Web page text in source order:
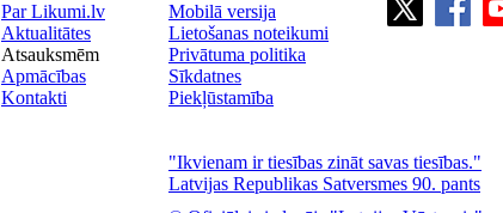
Par Likumi.lv
Aktualitātes
Atsauksmēm
Apmācības
Kontakti
Mobilā versija
Lietošanas noteikumi
Privātuma politika
Sīkdatnes
Piekļūstamība
"Ikvienam ir tiesības zināt savas tiesības."
Latvijas Republikas Satversmes 90. pants